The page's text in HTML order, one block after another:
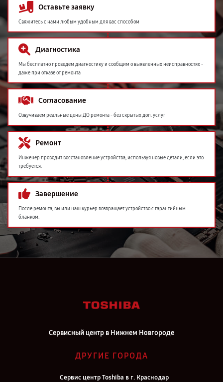
Оставьте заявку
Свяжитесь с нами любым удобным для вас способом
Диагностика
Мы бесплатно проведем диагностику и сообщим о выявленных неисправностях -
даже при отказе от ремонта
Согласование
Озвучиваем реальные цены ДО ремонта - без скрытых доп. услуг
Ремонт
Инженер проводит восстановление устройства, используя новые детали, если это
требуется.
Завершение
После ремонта, вы или наш курьер возвращает устройство с гарантийным
бланком.
Сервисный центр в Нижнем Новгороде
ДРУГИЕ ГОРОДА
Сервис центр Toshiba в г. Краснодар